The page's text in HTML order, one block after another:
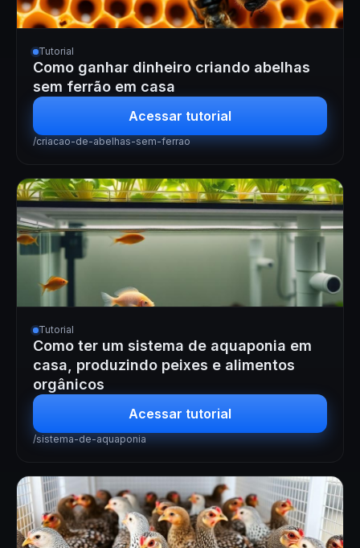
Tutorial
Como ganhar dinheiro criando abelhas
sem ferrão em casa
Acessar tutorial
/criacao-de-abelhas-sem-ferrao
Tutorial
Como ter um sistema de aquaponia em
casa, produzindo peixes e alimentos
orgânicos
Acessar tutorial
/sistema-de-aquaponia